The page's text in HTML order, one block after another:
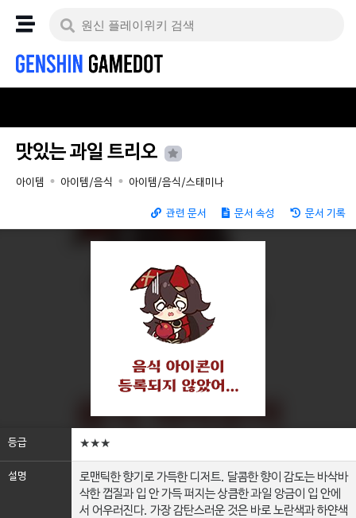
맛있는 과일 트리오
아이템 아이템/음식 아이템/음식/스태미나
관련 문서 문서 속성 문서 기록
등급 ★★★
설명
로맨틱한 향기로 가득한 디저트. 달콤한 향이 감도는 바삭바
삭한 껍질과 입 안 가득 퍼지는 상큼한 과일 앙금이 입 안에
서 어우러진다. 가장 감탄스러운 것은 바로 노란색과 하얀색